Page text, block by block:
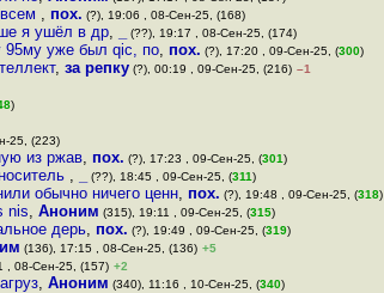
, пох. (?), 19:06 , 08-Сен-25, (168)
я ушёл в др, (??), 19:17 , 08-Сен-25, (174)
95му уже был qic, по, пох. (?), 17:20 , 09-Сен-25, (300)
, за репку (?), 00:19 , 09-Сен-25, (216) –1
)
25, (223)
из ржав, пох. (?), 17:23 , 09-Сен-25, (301)
, (??), 18:45 , 09-Сен-25, (311)
обычно ничего ценн, пох. (?), 19:48 , 09-Сен-25, (318)
nis, Аноним (315), 19:11 , 09-Сен-25, (315)
дерь, пох. (?), 19:49 , 09-Сен-25, (319)
(136), 17:15 , 08-Сен-25, (136) +5
, 08-Сен-25, (157) +2
, Аноним (340), 11:16 , 10-Сен-25, (340)